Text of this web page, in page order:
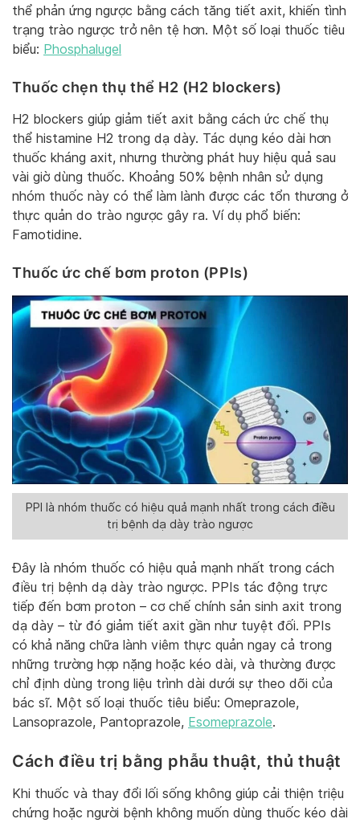
thể phản ứng ngược bằng cách tăng tiết axit, khiến tình
trạng trào ngược trở nên tệ hơn. Một số loại thuốc tiêu
biểu: Phosphalugel
Thuốc chẹn thụ thể H2 (H2 blockers)
H2 blockers giúp giảm tiết axit bằng cách ức chế thụ
thể histamine H2 trong dạ dày. Tác dụng kéo dài hơn
thuốc kháng axit, nhưng thường phát huy hiệu quả sau
vài giờ dùng thuốc. Khoảng 50% bệnh nhân sử dụng
nhóm thuốc này có thể làm lành được các tổn thương ở
thực quản do trào ngược gây ra. Ví dụ phổ biến:
Famotidine.
Thuốc ức chế bơm proton (PPIs)
PPI là nhóm thuốc có hiệu quả mạnh nhất trong cách điều
trị bệnh dạ dày trào ngược
Đây là nhóm thuốc có hiệu quả mạnh nhất trong cách
điều trị bệnh dạ dày trào ngược. PPIs tác động trực
tiếp đến bơm proton – cơ chế chính sản sinh axit trong
dạ dày – từ đó giảm tiết axit gần như tuyệt đối. PPIs
có khả năng chữa lành viêm thực quản ngay cả trong
những trường hợp nặng hoặc kéo dài, và thường được
chỉ định dùng trong liệu trình dài dưới sự theo dõi của
bác sĩ. Một số loại thuốc tiêu biểu: Omeprazole,
Lansoprazole, Pantoprazole, Esomeprazole.
Cách điều trị bằng phẫu thuật, thủ thuật
Khi thuốc và thay đổi lối sống không giúp cải thiện triệu
chứng hoặc người bệnh không muốn dùng thuốc kéo dài